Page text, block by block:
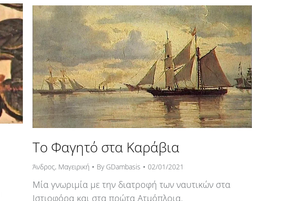
Το Φαγητό στα Καράβια
Άνδρος, Μαγειρική By GDambasis 02/01/2021
Μία γνωριμία με την διατροφή των ναυτικών στα
Ιστιοφόρα και στα πρώτα Ατμόπλοια.